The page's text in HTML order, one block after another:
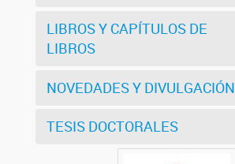
LIBROS Y CAPÍTULOS DE
LIBROS
NOVEDADES Y DIVULGACIÓN
TESIS DOCTORALES